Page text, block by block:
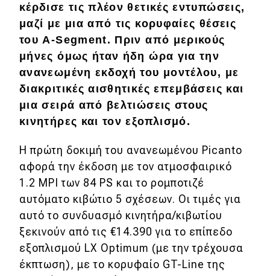
Νέα μοντέλα
Πρωτότυπα
Ελλάδα
Κόσμος
Τεχνολογία
Ασφάλεια
Αγορά
Απόψεις
Test Drive
Δοκιμή
Αποστολή
κέρδισε τις πλέον θετικές εντυπώσεις,
μαζί με μια από τις κορυφαίες θέσεις
του A-Segment. Πριν από μερικούς
μήνες όμως ήταν ήδη ώρα για την
ανανεωμένη εκδοχή του μοντέλου, με
διακριτικές αισθητικές επεμβάσεις και
μια σειρά από βελτιώσεις στους
κινητήρες και τον εξοπλισμό.
Η πρώτη δοκιμή του ανανεωμένου Picanto
αφορά την έκδοση με τον ατμοσφαιρικό
1.2 MPI των 84 PS και το ρομποτιζέ
αυτόματο κιβώτιο 5 σχέσεων. Οι τιμές για
αυτό το συνδυασμό κινητήρα/κιβωτίου
ξεκινούν από τις €14.390 για το επίπεδο
εξοπλισμού LX Optimum (με την τρέχουσα
έκπτωση), με το κορυφαίο GT-Line της